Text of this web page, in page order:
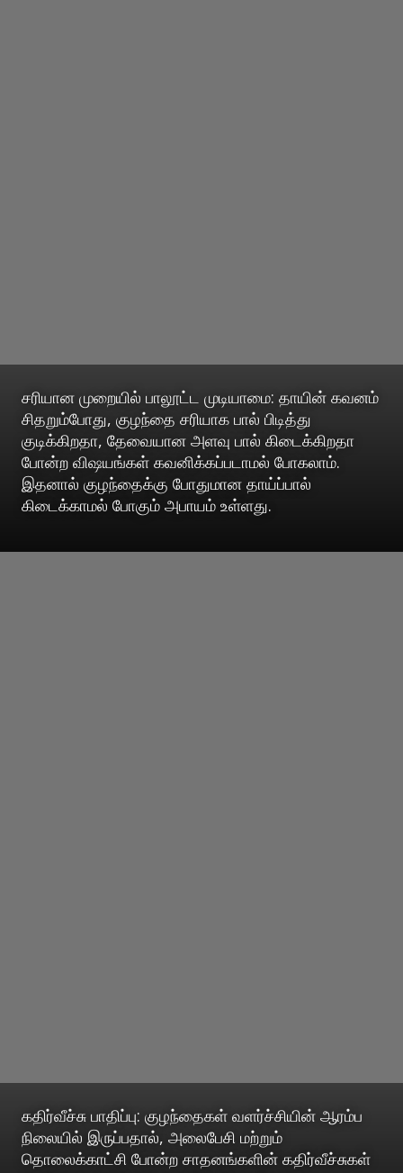
சரியான முறையில் பாலூட்ட முடியாமை: தாயின் கவனம்
சிதறும்போது, குழந்தை சரியாக பால் பிடித்து
குடிக்கிறதா, தேவையான அளவு பால் கிடைக்கிறதா
போன்ற விஷயங்கள் கவனிக்கப்படாமல் போகலாம்.
இதனால் குழந்தைக்கு போதுமான தாய்ப்பால்
கிடைக்காமல் போகும் அபாயம் உள்ளது.
கதிர்வீச்சு பாதிப்பு: குழந்தைகள் வளர்ச்சியின் ஆரம்ப
நிலையில் இருப்பதால், அலைபேசி மற்றும்
தொலைக்காட்சி போன்ற சாதனங்களின் கதிர்வீச்சுகள்